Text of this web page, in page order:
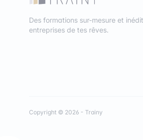
Des formations sur-mesure et
entreprises de tes rêves.
Copyright © 2026 - Trainy